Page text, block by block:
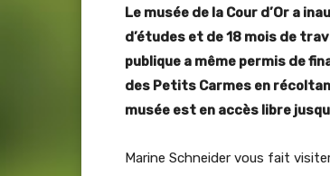
Le musée de la Cour d’Or a
d’études et de 18 mois de
publique a même permis de
des Petits Carmes en
musée est en accès libre
Marine Schneider vous fait